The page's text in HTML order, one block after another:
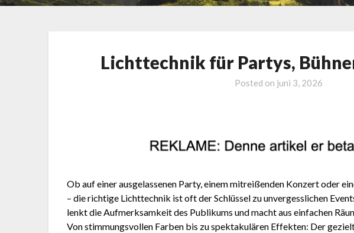
Lichttechnik für Partys,
Posted on juni 3, 2026
Ob auf einer ausgelassenen Party, einem mitreißenden Konzert oder
– die richtige Lichttechnik ist oft der Schlüssel zu unvergesslichen
lenkt die Aufmerksamkeit des Publikums und macht aus einfachen
Von stimmungsvollen Farben bis zu spektakulären Effekten: Der